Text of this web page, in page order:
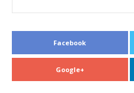
Facebook
Google+